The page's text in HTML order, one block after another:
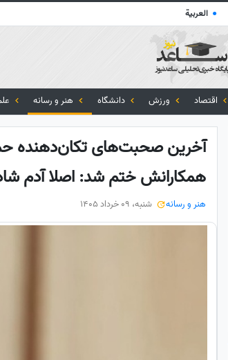
● العربية
اقتصاد ورزش دانشگاه هنر و رسانه
آخرین صحبت‌های تکان‌دهنده
همکارانش ختم شد: اصلا آدم
هنر و رسانه شنبه، 09 خرداد 1405